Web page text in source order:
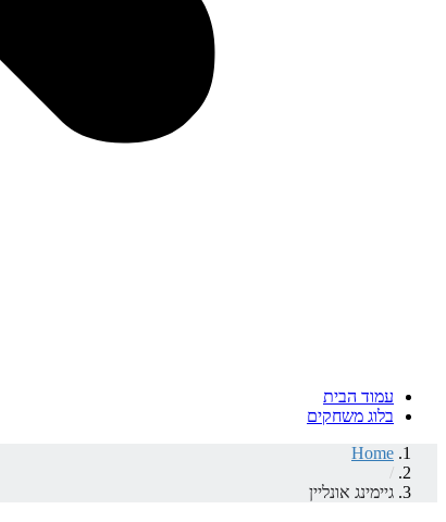
עמוד הבית
בלוג משחקים
Home
/
גיימינג אונליין